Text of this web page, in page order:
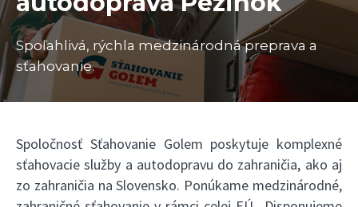
REFERENCIE
CENNÍK
KONTAKT
Spoľahlivá, rýchla medzinárodná preprava a
sťahovanie.
Spoločnosť Sťahovanie Golem poskytuje komplexné
sťahovacie služby a autodopravu do zahraničia, ako aj
zo zahraničia na Slovensko. Ponúkame medzinárodné,